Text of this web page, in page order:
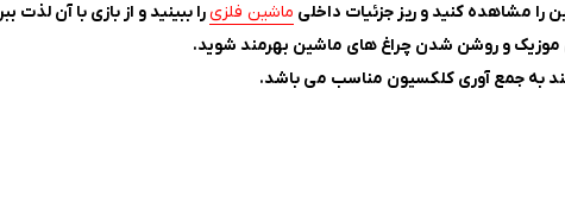
مشاهده کنید و ریز جزئیات داخلی ماشین فلزی را ببینید و از بازی با آن لذت